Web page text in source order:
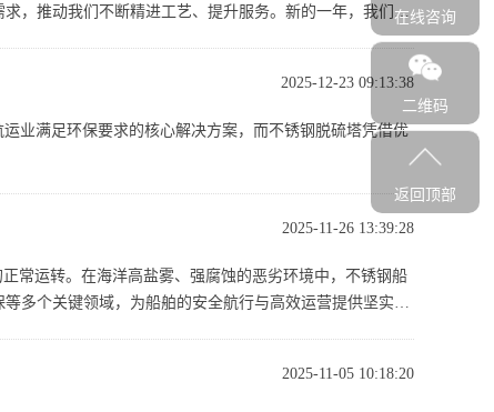
，推动我们不断精进工艺、提升服务。新的一年，我们已
2025-12-23 09:13:38
业满足环保要求的核心解决方案，而不锈钢脱硫塔凭借优
2025-11-26 13:39:28
常运转。在海洋高盐雾、强腐蚀的恶劣环境中，不锈钢船
多个关键领域，为船舶的安全航行与高效运营提供坚实保
2025-11-05 10:18:20
在线咨询
二维码
返回顶部